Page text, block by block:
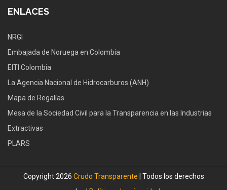
ENLACES
NRGI
Embajada de Noruega en Colombia
EITI Colombia
La Agencia Nacional de Hidrocarburos (ANH)
Mapa de Regalías
Mesa de la Sociedad Civil para la Transparencia en las Industrias
Extractivas
PLARS
Copyright 2026 Crudo Transparente | Todos los derechos